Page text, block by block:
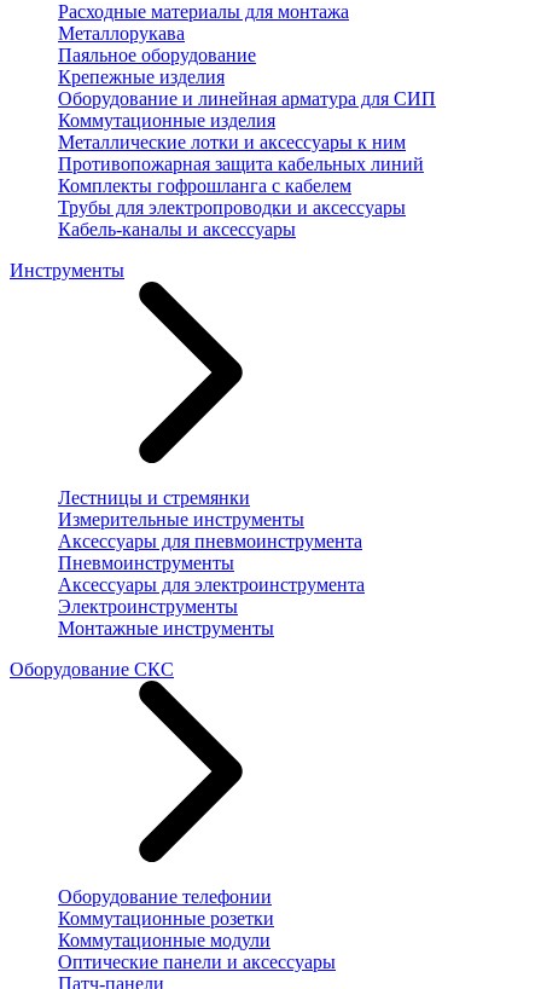
Расходные материалы для монтажа
Металлорукава
Паяльное оборудование
Крепежные изделия
Оборудование и линейная арматура для СИП
Коммутационные изделия
Металлические лотки и аксессуары к ним
Противопожарная защита кабельных линий
Комплекты гофрошланга с кабелем
Трубы для электропроводки и аксессуары
Кабель-каналы и аксессуары
Инструменты
Лестницы и стремянки
Измерительные инструменты
Аксессуары для пневмоинструмента
Пневмоинструменты
Аксессуары для электроинструмента
Электроинструменты
Монтажные инструменты
Оборудование СКС
Оборудование телефонии
Коммутационные розетки
Коммутационные модули
Оптические панели и аксессуары
Патч-панели